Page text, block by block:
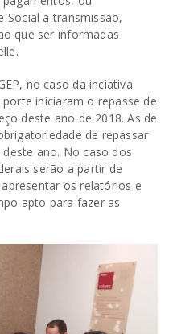
Social a transmissão,
que ser informadas
no caso da inciativa
iniciaram o repasse de
deste ano de 2018. As de
de repassar
ano. No caso dos
serão a partir de
os relatórios e
apto para fazer as